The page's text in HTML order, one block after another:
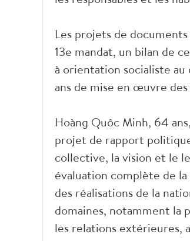
Les projets de
13e mandat, un bilan de
à orientation socialiste
ans de mise en œuvre
Hoàng Quôc Minh, 64
projet de rapport
collective, la vision et le
évaluation complète de
des réalisations de la
domaines, notamment la
les relations extérieures,